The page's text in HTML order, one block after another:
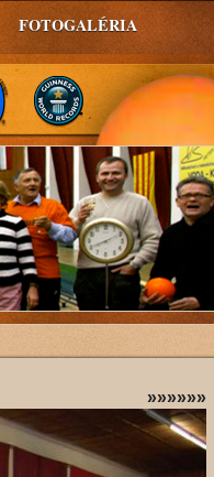
FOTOGALÉRIA
»»»»»»